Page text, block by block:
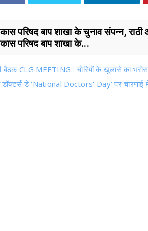
परिषद बाप शाखा के चुनाव संपन्न,
परिषद बाप शाखा के...
बैठक CLG MEETING : चोरियों के खुलासे का
डॉक्टर्स डे 'National Doctors' Day' पर चारणाई